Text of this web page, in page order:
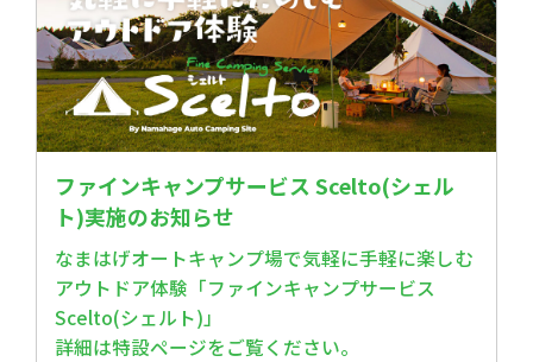
ファインキャンプサービス Scelto(シェル
ト)実施のお知らせ
なまはげオートキャンプ場で気軽に手軽に楽しむ
アウトドア体験「ファインキャンプサービス
Scelto(シェルト)」
詳細は特設ページをご覧ください。